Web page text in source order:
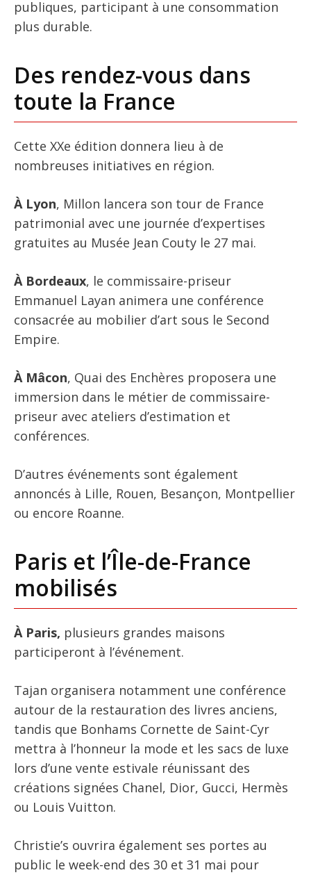
publiques, participant à une consommation
plus durable.
Des rendez-vous dans
toute la France
Cette XXe édition donnera lieu à de
nombreuses initiatives en région.
À Lyon, Millon lancera son tour de France
patrimonial avec une journée d’expertises
gratuites au Musée Jean Couty le 27 mai.
À Bordeaux, le commissaire-priseur
Emmanuel Layan animera une conférence
consacrée au mobilier d’art sous le Second
Empire.
À Mâcon, Quai des Enchères proposera une
immersion dans le métier de commissaire-
priseur avec ateliers d’estimation et
conférences.
D’autres événements sont également
annoncés à Lille, Rouen, Besançon, Montpellier
ou encore Roanne.
Paris et l’Île-de-France
mobilisés
À Paris, plusieurs grandes maisons
participeront à l’événement.
Tajan organisera notamment une conférence
autour de la restauration des livres anciens,
tandis que Bonhams Cornette de Saint-Cyr
mettra à l’honneur la mode et les sacs de luxe
lors d’une vente estivale réunissant des
créations signées Chanel, Dior, Gucci, Hermès
ou Louis Vuitton.
Christie’s ouvrira également ses portes au
public le week-end des 30 et 31 mai pour